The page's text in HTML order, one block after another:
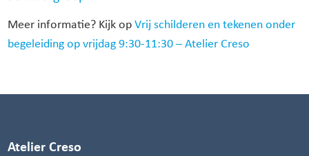
Meer informatie? Kijk opVrij schilderen en tekenen onder
begeleiding op vrijdag 9:30-11:30 – Atelier Creso
Atelier Creso